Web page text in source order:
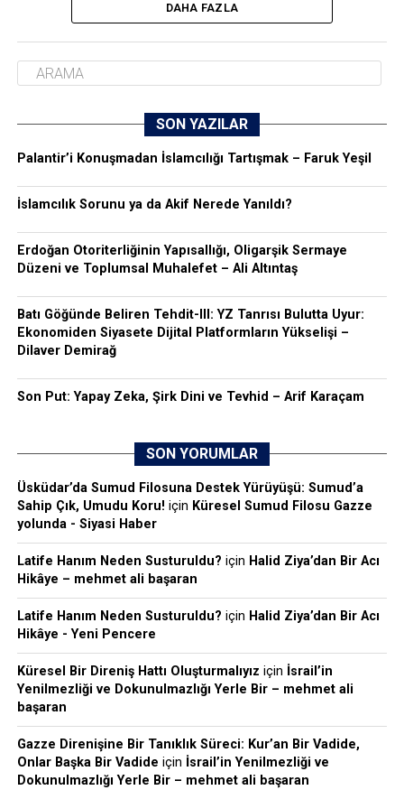
DAHA FAZLA
SON YAZILAR
Palantir’i Konuşmadan İslamcılığı Tartışmak – Faruk Yeşil
İslamcılık Sorunu ya da Akif Nerede Yanıldı?
Erdoğan Otoriterliğinin Yapısallığı, Oligarşik Sermaye
Düzeni ve Toplumsal Muhalefet – Ali Altıntaş
Batı Göğünde Beliren Tehdit-III: YZ Tanrısı Bulutta Uyur:
Ekonomiden Siyasete Dijital Platformların Yükselişi –
Dilaver Demirağ
Son Put: Yapay Zeka, Şirk Dini ve Tevhid – Arif Karaçam
SON YORUMLAR
Üsküdar’da Sumud Filosuna Destek Yürüyüşü: Sumud’a
Sahip Çık, Umudu Koru! için Küresel Sumud Filosu Gazze
yolunda - Siyasi Haber
Latife Hanım Neden Susturuldu? için Halid Ziya’dan Bir Acı
Hikâye – mehmet ali başaran
Latife Hanım Neden Susturuldu? için Halid Ziya’dan Bir Acı
Hikâye - Yeni Pencere
Küresel Bir Direniş Hattı Oluşturmalıyız için İsrail’in
Yenilmezliği ve Dokunulmazlığı Yerle Bir – mehmet ali
başaran
Gazze Direnişine Bir Tanıklık Süreci: Kur’an Bir Vadide,
Onlar Başka Bir Vadide için İsrail’in Yenilmezliği ve
Dokunulmazlığı Yerle Bir – mehmet ali başaran